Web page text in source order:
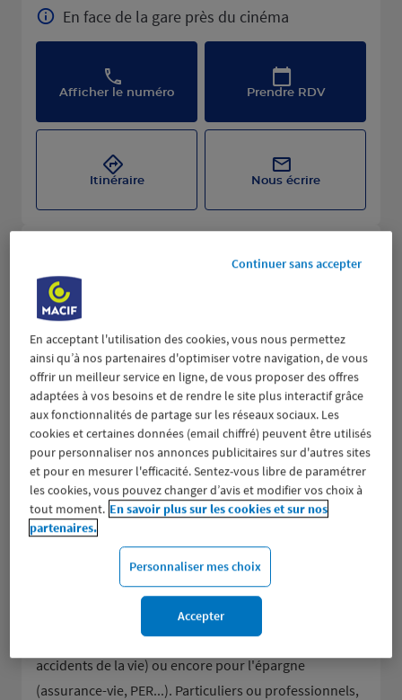
En face de la gare près du cinéma
Afficher le numéro Prendre RDV
Itinéraire Nous écrire
Groupe d’assurance aux valeurs mutualistes, la Macif
donne la parole à ses sociétaires et les accompagne
dans tous leurs besoins en assurance de dommages
(assurance auto et moto, assurance habitation et
scolaire, responsabilité civile...), pour la mutuelle et la
prévoyance (assurance décès, obsèques, dépendance,
accidents de la vie) ou encore pour l'épargne
(assurance-vie, PER...). Particuliers ou professionnels,
En acceptant l'utilisation des cookies, vous nous permettez
ainsi qu’à nos partenaires d'optimiser votre navigation, de vous
offrir un meilleur service en ligne, de vous proposer des offres
adaptées à vos besoins et de rendre le site plus interactif grâce
aux fonctionnalités de partage sur les réseaux sociaux. Les
cookies et certaines données (email chiffré) peuvent être utilisés
pour personnaliser nos annonces publicitaires sur d'autres sites
et pour en mesurer l'efficacité. Sentez-vous libre de paramétrer
les cookies, vous pouvez changer d’avis et modifier vos choix à
tout moment. En savoir plus sur les cookies et sur nos
partenaires.
Personnaliser mes choix
Continuer sans accepter
Accepter